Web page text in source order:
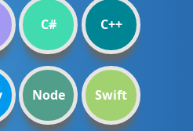
C# C++
Node Swift